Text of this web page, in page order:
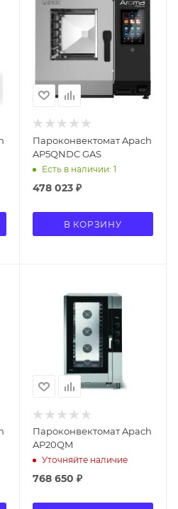
Пароконвектомат Apach
AP5QNDC GAS
Есть в наличии: 1
478 023₽
В КОРЗИНУ
Пароконвектомат Apach
AP20QM
Уточняйте наличие
768 650 ₽